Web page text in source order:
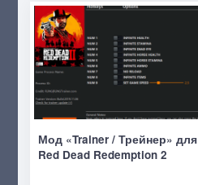
Мод «Trainer / Трейнер» для
Red Dead Redemption 2